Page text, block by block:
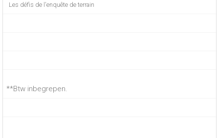
Les défis de l'enquête de terrain
**Btw inbegrepen.